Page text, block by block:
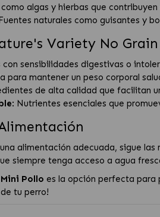
algas y hierbas que
naturales como guisantes y
Variety No
sensibilidades digestivas o
para mantener un peso corporal
de alta calidad que facilitan
: Nutrientes esenciales que
alimentación adecuada, sigue
siempre tenga acceso a agua
Pollo es la opción perfecta para
tu perro!